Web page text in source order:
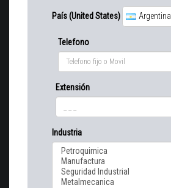
País (United States) Argentina
Telefono
Extensión
Industria